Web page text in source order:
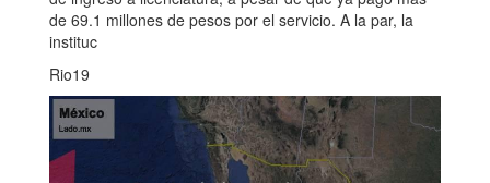
de 69.1 millones de pesos por el servicio. A la par, la
instituc
Rio19